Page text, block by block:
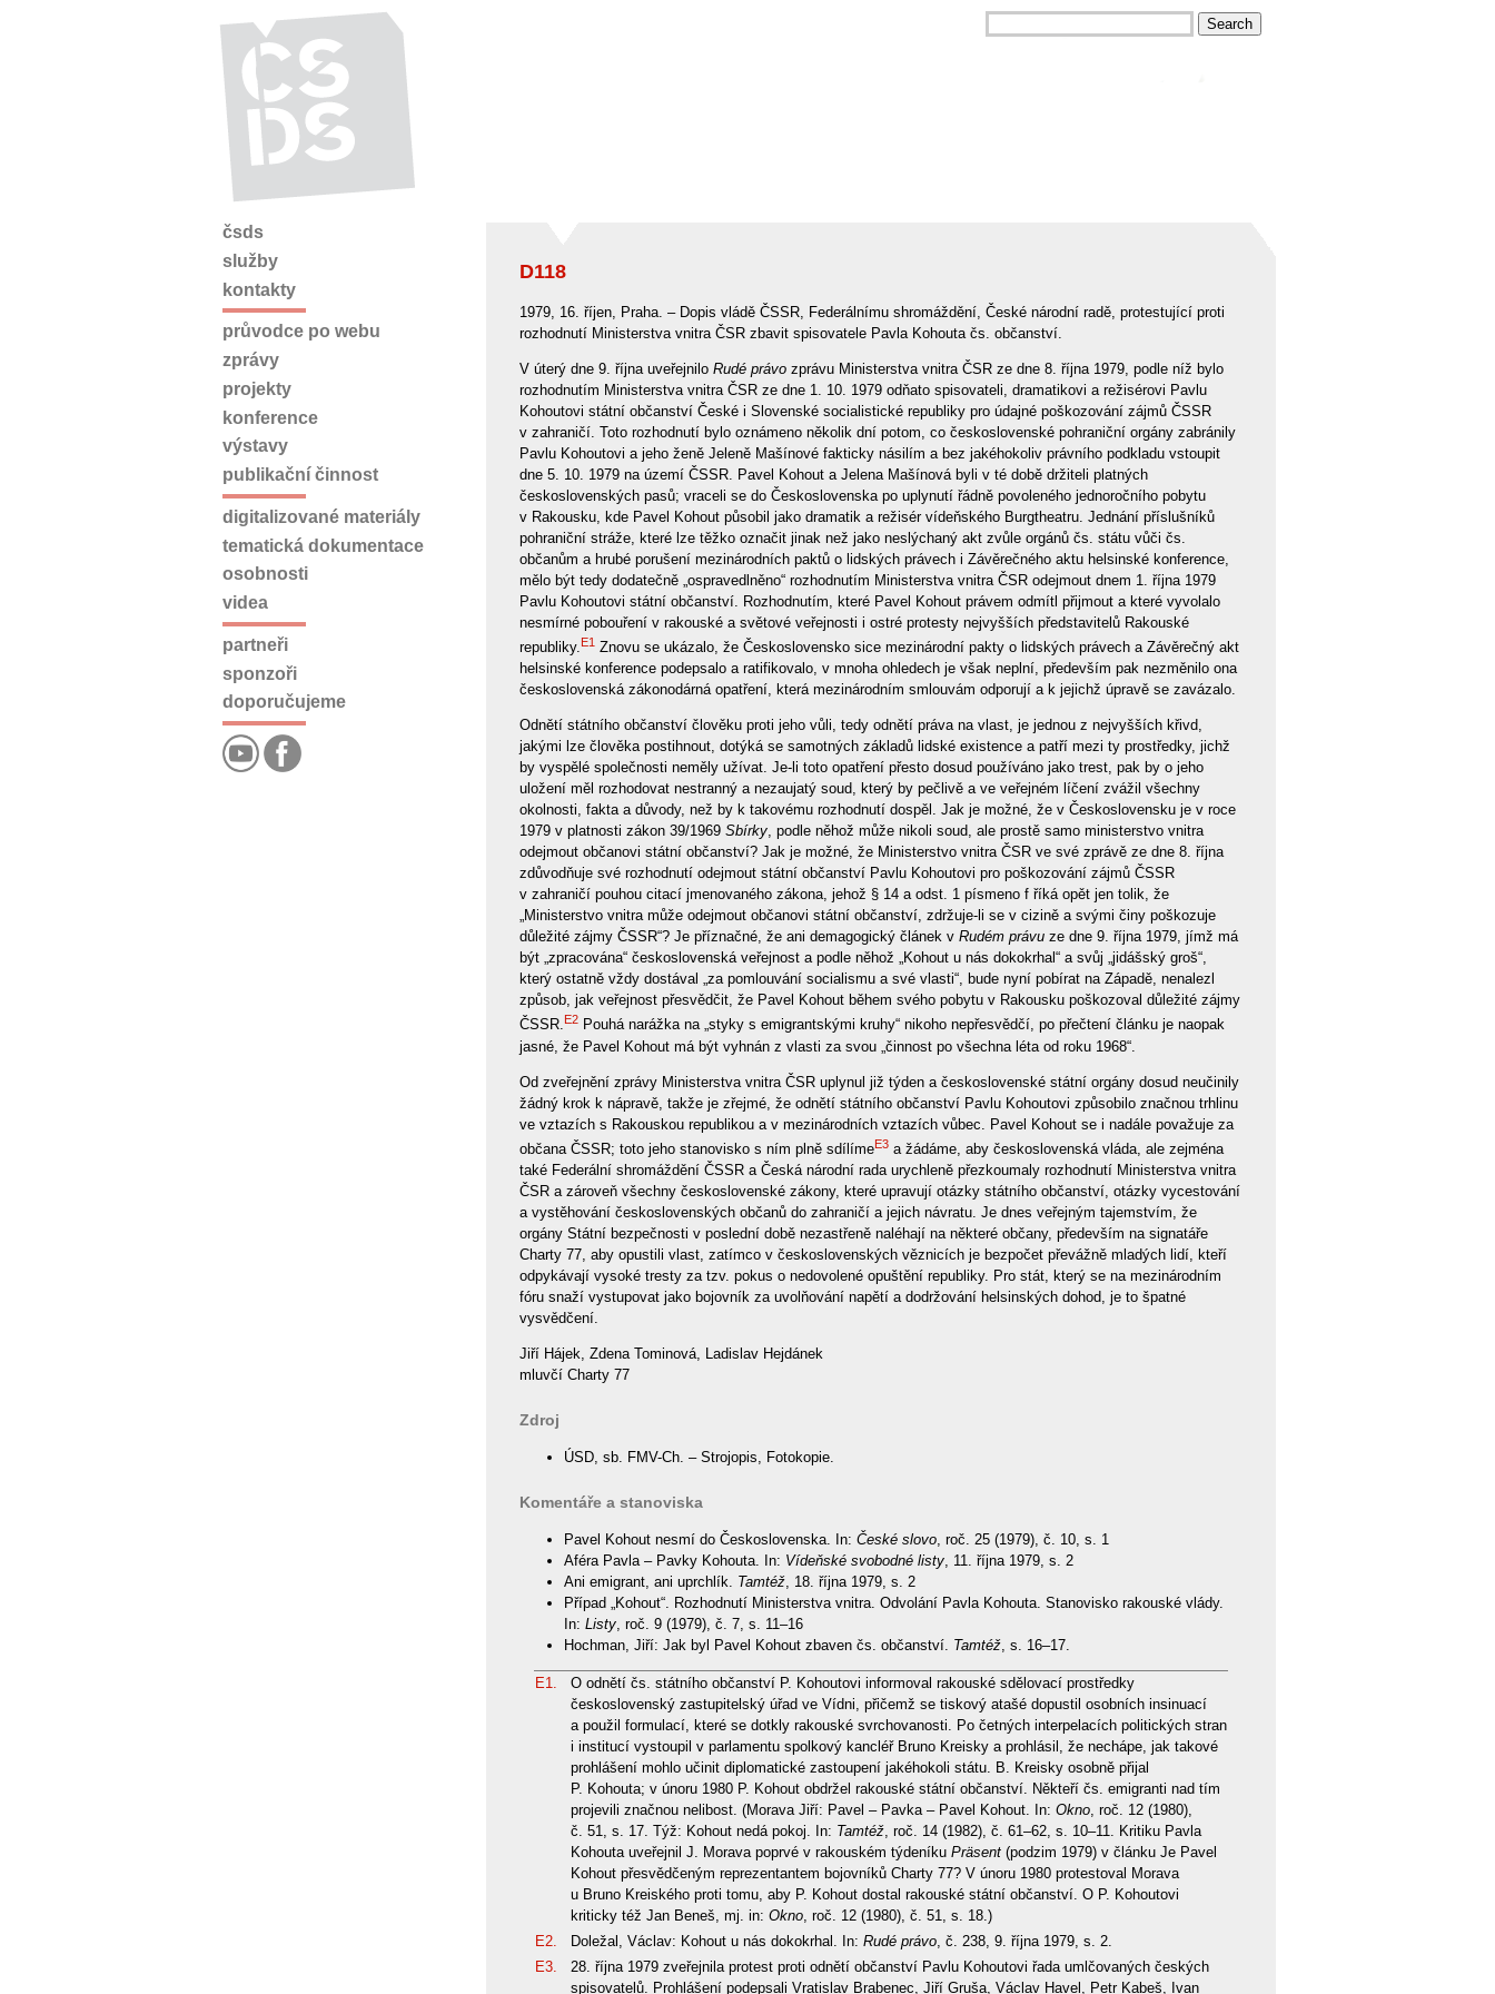
D118
1979, 16. říjen, Praha. – Dopis vládě ČSSR, Federálnímu shromáždění, České národní radě, protestující proti
rozhodnutí Ministerstva vnitra ČSR zbavit spisovatele Pavla Kohouta čs. občanství.
V úterý dne 9. října uveřejnilo Rudé právo zprávu Ministerstva vnitra ČSR ze dne 8. října 1979, podle níž bylo
rozhodnutím Ministerstva vnitra ČSR ze dne 1. 10. 1979 odňato spisovateli, dramatikovi a režisérovi Pavlu
Kohoutovi státní občanství České i Slovenské socialistické republiky pro údajné poškozování zájmů ČSSR
v zahraničí. Toto rozhodnutí bylo oznámeno několik dní potom, co československé pohraniční orgány zabránily
Pavlu Kohoutovi a jeho ženě Jeleně Mašínové fakticky násilím a bez jakéhokoliv právního podkladu vstoupit
dne 5. 10. 1979 na území ČSSR. Pavel Kohout a Jelena Mašínová byli v té době držiteli platných
československých pasů; vraceli se do Československa po uplynutí řádně povoleného jednoročního pobytu
v Rakousku, kde Pavel Kohout působil jako dramatik a režisér vídeňského Burgtheatru. Jednání příslušníků
pohraniční stráže, které lze těžko označit jinak než jako neslýchaný akt zvůle orgánů čs. státu vůči čs.
občanům a hrubé porušení mezinárodních paktů o lidských právech i Závěrečného aktu helsinské konference,
mělo být tedy dodatečně „ospravedlněno“ rozhodnutím Ministerstva vnitra ČSR odejmout dnem 1. října 1979
Pavlu Kohoutovi státní občanství. Rozhodnutím, které Pavel Kohout právem odmítl přijmout a které vyvolalo
nesmírné pobouření v rakouské a světové veřejnosti i ostré protesty nejvyšších představitelů Rakouské
republiky.E1 Znovu se ukázalo, že Československo sice mezinárodní pakty o lidských právech a Závěrečný akt
helsinské konference podepsalo a ratifikovalo, v mnoha ohledech je však neplní, především pak nezměnilo ona
československá zákonodárná opatření, která mezinárodním smlouvám odporují a k jejichž úpravě se zavázalo.
Odnětí státního občanství člověku proti jeho vůli, tedy odnětí práva na vlast, je jednou z nejvyšších křivd,
jakými lze člověka postihnout, dotýká se samotných základů lidské existence a patří mezi ty prostředky, jichž
by vyspělé společnosti neměly užívat. Je-li toto opatření přesto dosud používáno jako trest, pak by o jeho
uložení měl rozhodovat nestranný a nezaujatý soud, který by pečlivě a ve veřejném líčení zvážil všechny
okolnosti, fakta a důvody, než by k takovému rozhodnutí dospěl. Jak je možné, že v Československu je v roce
1979 v platnosti zákon 39/1969 Sbírky, podle něhož může nikoli soud, ale prostě samo ministerstvo vnitra
odejmout občanovi státní občanství? Jak je možné, že Ministerstvo vnitra ČSR ve své zprávě ze dne 8. října
zdůvodňuje své rozhodnutí odejmout státní občanství Pavlu Kohoutovi pro poškozování zájmů ČSSR
v zahraničí pouhou citací jmenovaného zákona, jehož § 14 a odst. 1 písmeno f říká opět jen tolik, že
„Ministerstvo vnitra může odejmout občanovi státní občanství, zdržuje-li se v cizině a svými činy poškozuje
důležité zájmy ČSSR“? Je příznačné, že ani demagogický článek v Rudém právu ze dne 9. října 1979, jímž má
být „zpracována“ československá veřejnost a podle něhož „Kohout u nás dokokrhal“ a svůj „jidášský groš“,
který ostatně vždy dostával „za pomlouvání socialismu a své vlasti“, bude nyní pobírat na Západě, nenalezl
způsob, jak veřejnost přesvědčit, že Pavel Kohout během svého pobytu v Rakousku poškozoval důležité zájmy
ČSSR. E2 Pouhá narážka na „styky s emigrantskými kruhy“ nikoho nepřesvědčí, po přečtení článku je naopak
jasné, že Pavel Kohout má být vyhnán z vlasti za svou „činnost po všechna léta od roku 1968“.
Od zveřejnění zprávy Ministerstva vnitra ČSR uplynul již týden a československé státní orgány dosud neučinily
žádný krok k nápravě, takže je zřejmé, že odnětí státního občanství Pavlu Kohoutovi způsobilo značnou trhlinu
ve vztazích s Rakouskou republikou a v mezinárodních vztazích vůbec. Pavel Kohout se i nadále považuje za
občana ČSSR; toto jeho stanovisko s ním plně sdílímeE3 a žádáme, aby československá vláda, ale zejména
také Federální shromáždění ČSSR a Česká národní rada urychleně přezkoumaly rozhodnutí Ministerstva vnitra
ČSR a zároveň všechny československé zákony, které upravují otázky státního občanství, otázky vycestování
a vystěhování československých občanů do zahraničí a jejich návratu. Je dnes veřejným tajemstvím, že
orgány Státní bezpečnosti v poslední době nezastřeně naléhají na některé občany, především na signatáře
Charty 77, aby opustili vlast, zatímco v československých věznicích je bezpočet převážně mladých lidí, kteří
odpykávají vysoké tresty za tzv. pokus o nedovolené opuštění republiky. Pro stát, který se na mezinárodním
fóru snaží vystupovat jako bojovník za uvolňování napětí a dodržování helsinských dohod, je to špatné
vysvědčení.
Jiří Hájek, Zdena Tominová, Ladislav Hejdánek
mluvčí Charty 77
Zdroj
ÚSD, sb. FMV-Ch. – Strojopis, Fotokopie.
Komentáře a stanoviska
Pavel Kohout nesmí do Československa. In: České slovo , roč. 25 (1979), č. 10, s. 1
Aféra Pavla – Pavky Kohouta. In: Vídeňské svobodné listy , 11. října 1979, s. 2
Ani emigrant, ani uprchlík. Tamtéž , 18. října 1979, s. 2
Případ „Kohout“. Rozhodnutí Ministerstva vnitra. Odvolání Pavla Kohouta. Stanovisko rakouské vlády.
In: Listy , roč. 9 (1979), č. 7, s. 11–16
Hochman, Jiří: Jak byl Pavel Kohout zbaven čs. občanství. Tamtéž , s. 16–17.
E1.
O odnětí čs. státního občanství P. Kohoutovi informoval rakouské sdělovací prostředky
československý zastupitelský úřad ve Vídni, přičemž se tiskový atašé dopustil osobních insinuací
a použil formulací, které se dotkly rakouské svrchovanosti. Po četných interpelacích politických stran
i institucí vystoupil v parlamentu spolkový kancléř Bruno Kreisky a prohlásil, že nechápe, jak takové
prohlášení mohlo učinit diplomatické zastoupení jakéhokoli státu. B. Kreisky osobně přijal
P. Kohouta; v únoru 1980 P. Kohout obdržel rakouské státní občanství. Někteří čs. emigranti nad tím
projevili značnou nelibost. (Morava Jiří: Pavel – Pavka – Pavel Kohout. In: Okno , roč. 12 (1980),
č. 51, s. 17. Týž: Kohout nedá pokoj. In: Tamtéž , roč. 14 (1982), č. 61–62, s. 10–11. Kritiku Pavla
Kohouta uveřejnil J. Morava poprvé v rakouském týdeníku Präsent (podzim 1979) v článku Je Pavel
Kohout přesvědčeným reprezentantem bojovníků Charty 77? V únoru 1980 protestoval Morava
u Bruno Kreiského proti tomu, aby P. Kohout dostal rakouské státní občanství. O P. Kohoutovi
kriticky též Jan Beneš, mj. in: Okno , roč. 12 (1980), č. 51, s. 18.)
E2.
Doležal, Václav: Kohout u nás dokokrhal. In: Rudé právo , č. 238, 9. října 1979, s. 2.
E3.
28. října 1979 zveřejnila protest proti odnětí občanství Pavlu Kohoutovi řada umlčovaných českých
spisovatelů. Prohlášení podepsali Vratislav Brabenec, Jiří Gruša, Václav Havel, Petr Kabeš, Ivan
čsds
služby
kontakty
průvodce po webu
zprávy
projekty
konference
výstavy
publikační činnost
digitalizované materiály
tematická dokumentace
osobnosti
videa
partneři
sponzoři
doporučujeme